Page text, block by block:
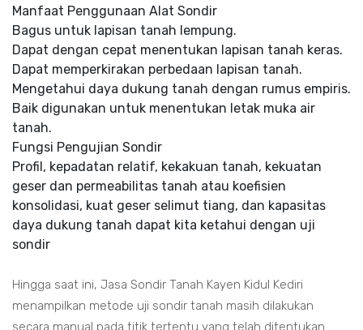
Manfaat Penggunaan Alat Sondir
Bagus untuk lapisan tanah lempung.
Dapat dengan cepat menentukan lapisan tanah keras.
Dapat memperkirakan perbedaan lapisan tanah.
Mengetahui daya dukung tanah dengan rumus empiris.
Baik digunakan untuk menentukan letak muka air
tanah.
Fungsi Pengujian Sondir
Profil, kepadatan relatif, kekakuan tanah, kekuatan
geser dan permeabilitas tanah atau koefisien
konsolidasi, kuat geser selimut tiang, dan kapasitas
daya dukung tanah dapat kita ketahui dengan uji
sondir
Hingga saat ini, Jasa Sondir Tanah Kayen Kidul Kediri
menampilkan metode uji sondir tanah masih dilakukan
secara manual pada titik tertentu yang telah ditentukan